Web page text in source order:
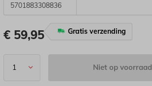
5701883308836
€ 59,95 Gratis verzending
Niet op voorraad